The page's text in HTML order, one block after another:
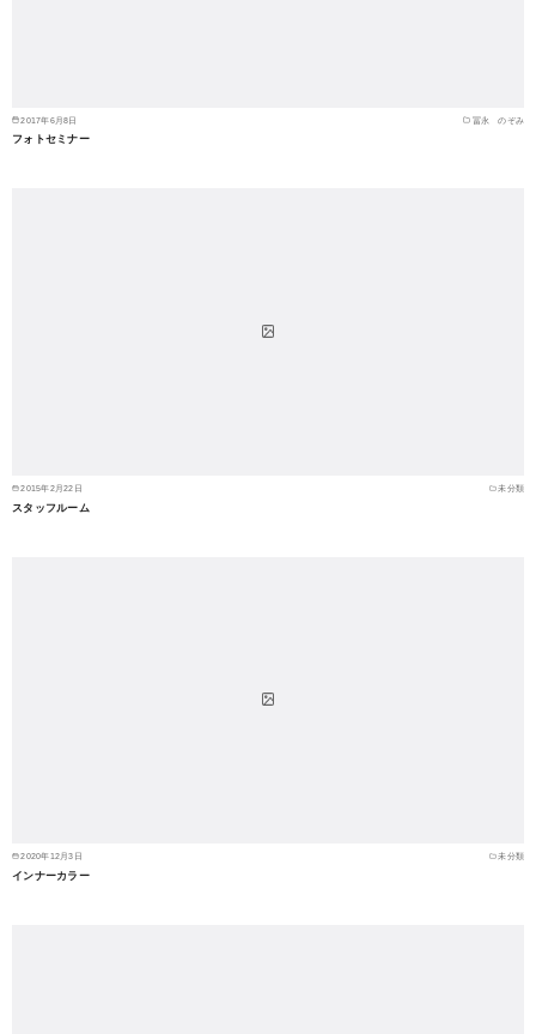
2017年6月8日 冨永 のぞみ
フォトセミナー
2015年2月22日 未分類
スタッフルーム
2020年12月3日 未分類
インナーカラー